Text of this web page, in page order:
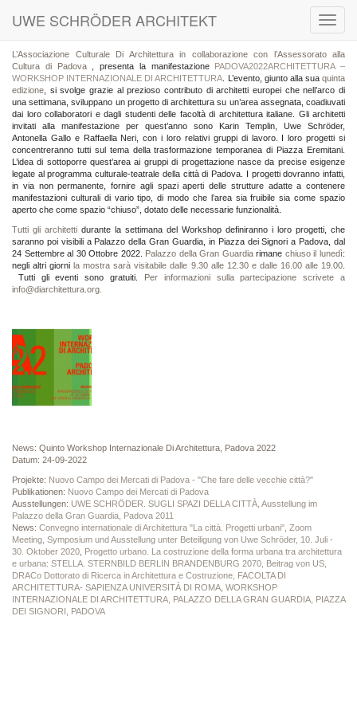
UWE SCHRÖDER ARCHITEKT
L’Associazione Culturale Di Architettura
in collaborazione con l’Assessorato alla
Cultura di Padova, presenta la manifestazione PADOVA2022ARCHITETTURA –
WORKSHOP INTERNAZIONALE DI ARCHITETTURA . L’evento, giunto alla sua quinta
edizione , si svolge grazie al prezioso contributo di architetti europei che nell’arco di
una settimana, sviluppano un progetto di architettura su un’area assegnata, coadiuvati
dai loro collaboratori e dagli studenti delle facoltà di architettura italiane. Gli architetti
invitati alla manifestazione per quest’anno sono Karin Templin, Uwe Schröder,
Antonella Gallo e Raffaella Neri, con i loro relativi gruppi di lavoro. I loro progetti si
concentreranno tutti sul tema della trasformazione temporanea di Piazza Eremitani.
L’idea di sottoporre quest’area ai gruppi di progettazione nasce da precise esigenze
legate al programma culturale-teatrale della città di Padova. I progetti dovranno infatti,
in via non permanente, fornire agli spazi aperti delle strutture adatte a contenere
manifestazioni culturali di vario tipo, di modo che l’area sia fruibile sia come spazio
aperto che come spazio “chiuso”, dotato delle necessarie funzionalità.
Tutti gli architetti durante la settimana del Workshop definiranno i loro progetti, che
saranno poi visibili a Palazzo della Gran Guardia, in Piazza dei Signori a Padova, dal
24 Settembre al 30 Ottobre 2022. Palazzo della Gran Guardiarimane chiuso il lunedì:
negli altri giornila mostra sarà visitabile dalle 9.30 alle 12.30 e dalle 16.00 alle 19.00
Tutti gli eventi sono gratuiti. Per informazioni sulla partecipazione scrivete a
info@diarchitettura.org.
News: Quinto Workshop Internazionale Di Architettura, Padova 2022
Datum: 24-09-2022
Projekte: Nuovo Campo dei Mercati di Padova - "Che fare delle vecchie città?"
Publikationen: Nuovo Campo dei Mercati di Padova
Ausstellungen: UWE SCHRÖDER. SUGLI SPAZI DELLA CITTÀ, Ausstellung im
Palazzo della Gran Guardia, Padova 2011
News: Convegno internationale di Architettura "La città. Progetti urbani", Zoom
Meeting, Symposium und Ausstellung unter Beteiligung von Uwe Schröder, 10. Juli -
30. Oktober 2020 Progetto urbano. La costruzione della forma urbana tra architettura
e urbana: STELLA. STERNBILD BERLIN BRANDENBURG 2070, Beitrag von US,
DRACo Dottorato di Ricerca in Architettura e Costruzione, FACOLTA DI
ARCHITETTURA- SAPIENZA UNIVERSITÀ DI ROMA WORKSHOP
INTERNAZIONALE DI ARCHITETTURA, PALAZZO DELLA GRAN GUARDIA, PIAZZA
DEI SIGNORI, PADOVA